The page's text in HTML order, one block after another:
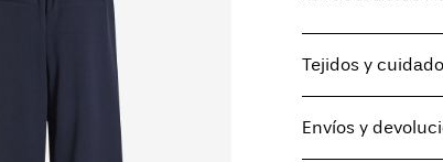
Tejidos y cuidado
Envíos y